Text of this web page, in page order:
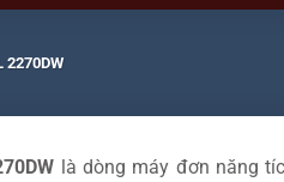
2270DW
là dòng máy đơn năng